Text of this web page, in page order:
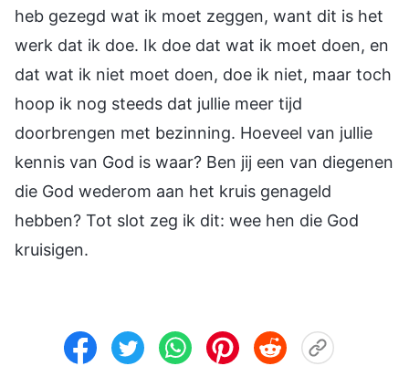
heb gezegd wat ik moet zeggen, want dit is het
werk dat ik doe. Ik doe dat wat ik moet doen, en
dat wat ik niet moet doen, doe ik niet, maar toch
hoop ik nog steeds dat jullie meer tijd
doorbrengen met bezinning. Hoeveel van jullie
kennis van God is waar? Ben jij een van diegenen
die God wederom aan het kruis genageld
hebben? Tot slot zeg ik dit: wee hen die God
kruisigen.